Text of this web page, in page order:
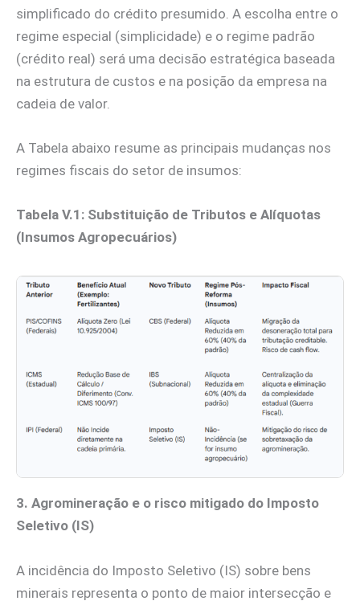
simplificado do crédito presumido. A escolha entre o
regime especial (simplicidade) e o regime padrão
(crédito real) será uma decisão estratégica baseada
na estrutura de custos e na posição da empresa na
cadeia de valor.
A Tabela abaixo resume as principais mudanças nos
regimes fiscais do setor de insumos:
Tabela V.1: Substituição de Tributos e Alíquotas
(Insumos Agropecuários)
3. Agromineração e o risco mitigado do Imposto
Seletivo (IS)
A incidência do Imposto Seletivo (IS) sobre bens
minerais representa o ponto de maior intersecção e